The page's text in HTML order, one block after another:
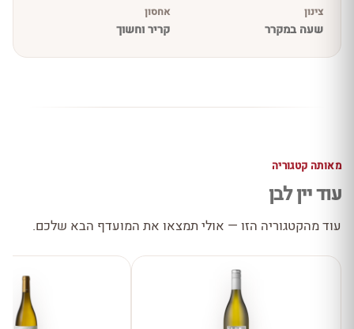
צינון
שעה במקרר
אחסון
קריר וחשוך
מאותה קטגוריה
עוד יין לבן
עוד מהקטגוריה הזו — אולי תמצאו את המועדף הבא שלכם.